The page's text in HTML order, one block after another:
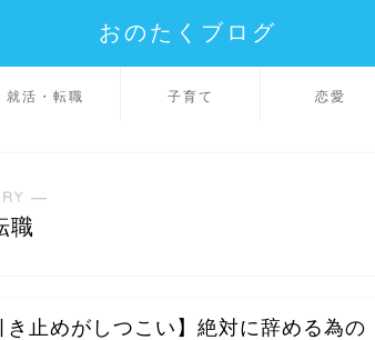
おのたくブログ
就活・転職 子育て 恋愛
―
職
き止めがしつこい】絶対に辞める為の